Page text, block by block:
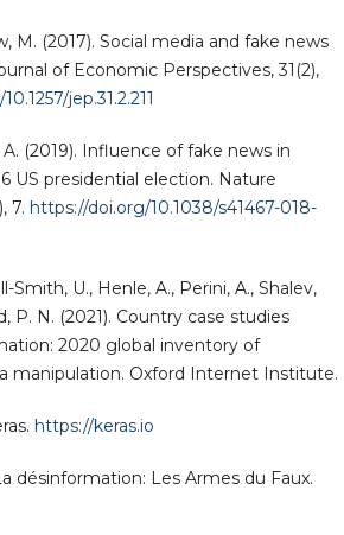
M. (2017). Social media and fake news
of Economic Perspectives, 31(2),
jep.31.2.211
(2019). Influence of fake news in
US presidential election. Nature
7. https://doi.org/10.1038/s41467-018-
Smith, U., Henle, A., Perini, A., Shalev,
P. N. (2021). Country case studies
2020 global inventory of
manipulation. Oxford Internet Institute.
https://keras.io
désinformation: Les Armes du Faux.